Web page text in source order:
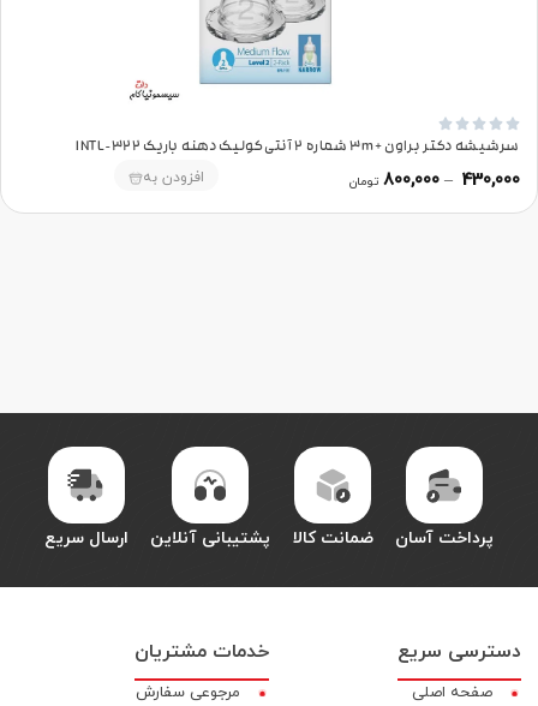





سرشیشه دکتر براون +3m شماره 2 آنتی‌کولیک دهنه باریک 322-INTL
430,000
–
800,000 تومان افزودن به
پرداخت آسان ضمانت کالا پشتیبانی آنلاین ارسال سریع
دسترسی سریع
صفحه اصلی
خدمات مشتریان
مرجوعی سفارش